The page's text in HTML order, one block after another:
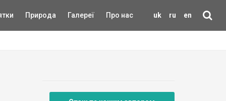
uk ru en
Природа Галереї Про нас